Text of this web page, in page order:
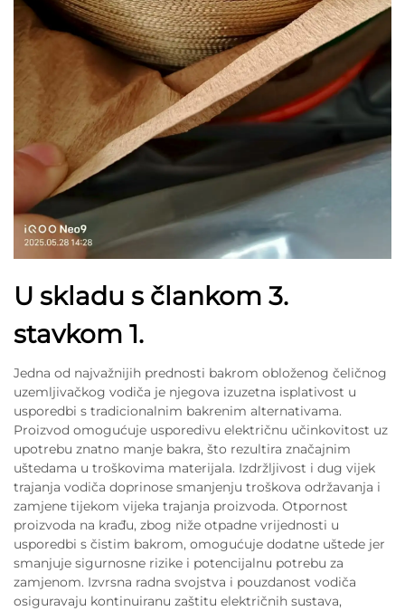
U skladu s člankom 3.
stavkom 1.
Jedna od najvažnijih prednosti bakrom obloženog čeličnog
uzemljivačkog vodiča je njegova izuzetna isplativost u
usporedbi s tradicionalnim bakrenim alternativama.
Proizvod omogućuje usporedivu električnu učinkovitost uz
upotrebu znatno manje bakra, što rezultira značajnim
uštedama u troškovima materijala. Izdržljivost i dug vijek
trajanja vodiča doprinose smanjenju troškova održavanja i
zamjene tijekom vijeka trajanja proizvoda. Otpornost
proizvoda na krađu, zbog niže otpadne vrijednosti u
usporedbi s čistim bakrom, omogućuje dodatne uštede jer
smanjuje sigurnosne rizike i potencijalnu potrebu za
zamjenom. Izvrsna radna svojstva i pouzdanost vodiča
osiguravaju kontinuiranu zaštitu električnih sustava,